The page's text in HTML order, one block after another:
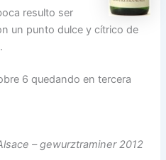
resulto ser
un punto dulce y cítrico de
6 quedando en tercera
– gewurztraminer 2012